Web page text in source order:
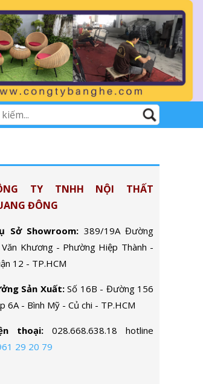
TY TNHH NỘI THẤT
ĐÔNG
Sở Showroom: 389/19A Đường
Văn Khương - Phường Hiệp Thành -
12 - TP.HCM
Sản Xuất:Số 16B - Đường 156
6A - Bình Mỹ - Củ chi - TP.HCM
thoại: 028.668.638.18 hotline
29 20 79